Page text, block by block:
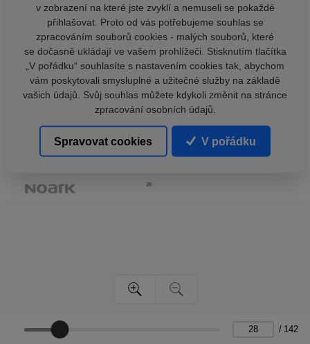
/ 142
v zobrazení na které jste zvyklí a nemuseli se pokaždé
přihlašovat. Proto od vás potřebujeme souhlas se
zpracováním souborů cookies - malých souborů, které
se dočasně ukládají ve vašem prohlížeči. Stisknutím tlačítka
„V pořádku“ souhlasíte s nastavením cookies tak, abychom
vám poskytovali smysluplné a užitečné služby na základě
vašich údajů. Svůj souhlas můžete kdykoli změnit na stránce
zpracování osobních údajů.
Spravovat cookies V pořádku